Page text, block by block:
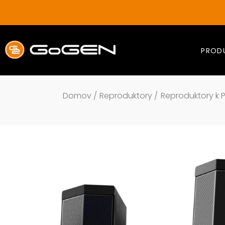
na
obsah
Domov / Reproduktory / Reproduktory k